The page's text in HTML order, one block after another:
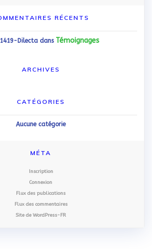
RÉCENTS
Dilecta dans Témoignages
ARCHIVES
CATÉGORIES
Aucune catégorie
MÉTA
Inscription
Connexion
Flux des publications
Flux des commentaires
Site de WordPress-FR